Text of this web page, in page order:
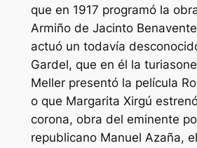
que en 1917 programó la
Armiño de Jacinto
actuó un todavía
Gardel, que en él la
Meller presentó la película
o que Margarita Xirgú
corona, obra del eminente
republicano Manuel Azaña,